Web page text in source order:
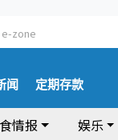
e-zone
闻 定期存款
情报 娱乐